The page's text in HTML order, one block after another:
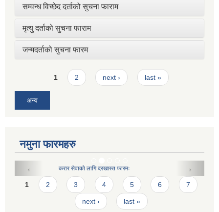
सम्वन्ध विच्छेद दर्ताको सुचना फाराम
मृत्यु दर्ताको सुचना फाराम
जन्मदर्ताको सुचना फारम
Pages1 2 next › last »
अन्य
नमुना फारमहरु
करार सेवाको लागि दरखास्त फारमः
Pages
1 2 3 4 5 6 7
next › last »